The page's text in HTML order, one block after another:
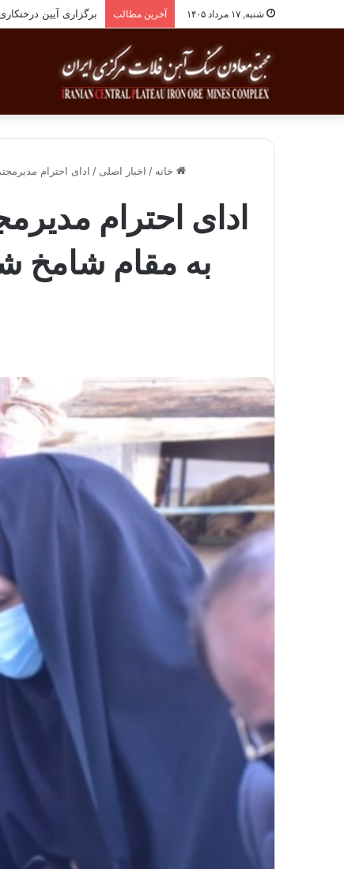
شنبه, ۱۷ مرداد ۱۴۰۵ آخرین مطالب انجام معاینات
خانه / اخبار اصلی / ادای احترام
ادای احترام
به مقام شامخ